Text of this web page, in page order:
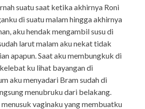
suatu saat ketika akhirnya Roni
di suatu malam hingga akhirnya
aku hendak mengambil susu di
larut malam aku nekat tidak
apapun. Saat aku membungkuk di
ku lihat bayangan di
aku menyadari Bram sudah di
menubruku dari belakang.
menusuk vaginaku yang membuatku